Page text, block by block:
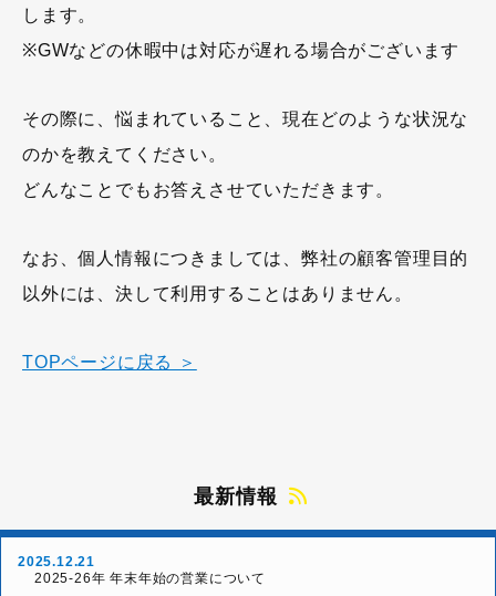
します。
※GWなどの休暇中は対応が遅れる場合がございます
その際に、悩まれていること、現在どのような状況な
のかを教えてください。
どんなことでもお答えさせていただきます。
なお、個人情報につきましては、弊社の顧客管理目的
以外には、決して利用することはありません。
TOPページに戻る ＞
最新情報
2025.12.21
2025-26年 年末年始の営業について